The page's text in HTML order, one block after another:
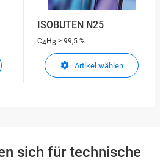
ISOBUTEN N25
C4H8 ≥ 99,5 %
Artikel wählen
sich für technische